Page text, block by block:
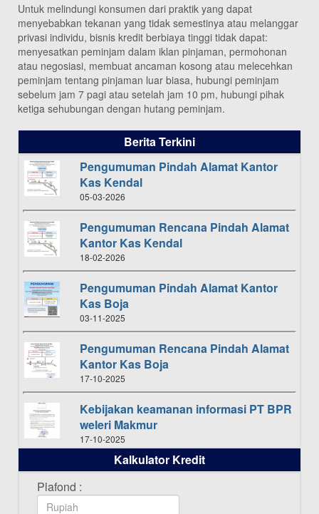
Untuk melindungi konsumen dari praktik yang dapat
menyebabkan tekanan yang tidak semestinya atau melanggar
privasi individu, bisnis kredit berbiaya tinggi tidak dapat:
menyesatkan peminjam dalam iklan pinjaman, permohonan
atau negosiasi, membuat ancaman kosong atau melecehkan
peminjam tentang pinjaman luar biasa, hubungi peminjam
sebelum jam 7 pagi atau setelah jam 10 pm, hubungi pihak
ketiga sehubungan dengan hutang peminjam.
Berita Terkini
Pengumuman Pindah Alamat Kantor
Kas Kendal
05-03-2026
Pengumuman Rencana Pindah Alamat
Kantor Kas Kendal
18-02-2026
Pengumuman Pindah Alamat Kantor
Kas Boja
03-11-2025
Pengumuman Rencana Pindah Alamat
Kantor Kas Boja
17-10-2025
Kebijakan keamanan informasi PT BPR
weleri Makmur
17-10-2025
Daftar Pemenang Undian TAMASHA
Bulan Oktober 2025
16-10-2025
Kalkulator Kredit
Plafond :